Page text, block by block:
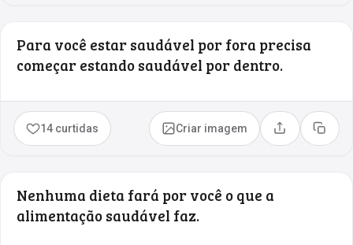
Para você estar saudável por fora precisa
começar estando saudável por dentro.
14 curtidas Criar imagem Compartilhar
Copiar
Nenhuma dieta fará por você o que a
alimentação saudável faz.